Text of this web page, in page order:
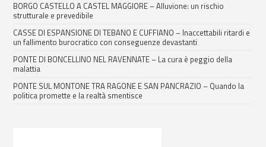
BORGO CASTELLO A CASTEL MAGGIORE – Alluvione: un rischio
strutturale e prevedibile
CASSE DI ESPANSIONE DI TEBANO E CUFFIANO – Inaccettabili ritardi e
un fallimento burocratico con conseguenze devastanti
PONTE DI BONCELLINO NEL RAVENNATE – La cura è peggio della
malattia
PONTE SUL MONTONE TRA RAGONE E SAN PANCRAZIO – Quando la
politica promette e la realtà smentisce